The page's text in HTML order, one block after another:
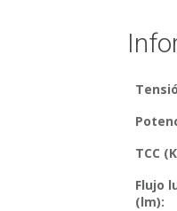
TCC
Flujo
(lm):